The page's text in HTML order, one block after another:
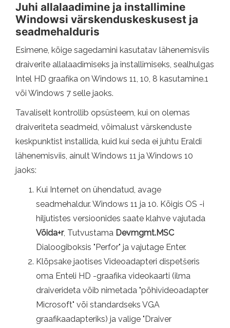
Juhi allalaadimine ja installimine
Windowsi värskenduskeskusest ja
seadmehalduris
Esimene, kõige sagedamini kasutatav lähenemisviis
draiverite allalaadimiseks ja installimiseks, sealhulgas
Intel HD graafika on Windows 11, 10, 8 kasutamine.1
või Windows 7 selle jaoks.
Tavaliselt kontrollib opsüsteem, kui on olemas
draiveriteta seadmeid, võimalust värskenduste
keskpunktist installida, kuid kui seda ei juhtu Eraldi
lähenemisviis, ainult Windows 11 ja Windows 10
jaoks:
Kui Internet on ühendatud, avage
seadmehaldur. Windows 11 ja 10. Kõigis OS -i
hiljutistes versioonides saate klahve vajutada
Võida+r, Tutvustama Devmgmt.MSC
Dialoogiboksis "Perfor" ja vajutage Enter.
Klõpsake jaotises Videoadapteri dispetšeris
oma Enteli HD -graafika videokaarti (ilma
draiverideta võib nimetada "põhivideoadapter
Microsoft" või standardseks VGA
graafikaadapteriks) ja valige "Draiver